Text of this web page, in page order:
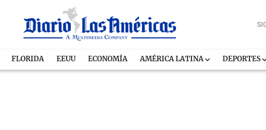
FLORIDA EEUU ECONOMÍA AMÉRICA LATINA DEPORTES